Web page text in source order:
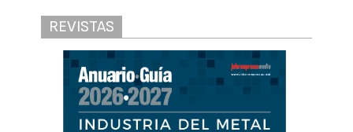
REVISTAS